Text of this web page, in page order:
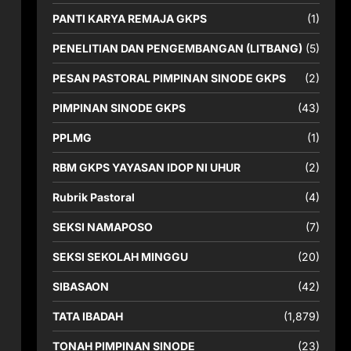
PANTI KARYA REMAJA GKPS (1)
PENELITIAN DAN PENGEMBANGAN (LITBANG) (5)
PESAN PASTORAL PIMPINAN SINODE GKPS (2)
PIMPINAN SINODE GKPS (43)
PPLMG (1)
RBM GKPS YAYASAN IDOP NI UHUR (2)
Rubrik Pastoral (4)
SEKSI NAMAPOSO (7)
SEKSI SEKOLAH MINGGU (20)
SIBASAON (42)
TATA IBADAH (1,879)
TONAH PIMPINAN SINODE (23)